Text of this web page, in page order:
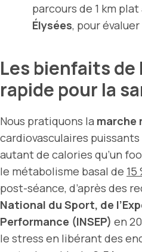
parcours de 1 km plat
Élysées, pour
Les bienfaits de
rapide pour la
Nous pratiquons la marche
cardiovasculaires puissants
autant de calories qu’un
le métabolisme basal de 15
post-séance, d’après des
National du Sport, de
Performance (INSEP) en
le stress en libérant des